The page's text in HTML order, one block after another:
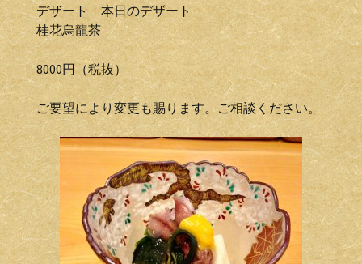
デザート 本日のデザート
桂花烏龍茶
8000円（税抜）
ご要望により変更も賜ります。ご相談ください。